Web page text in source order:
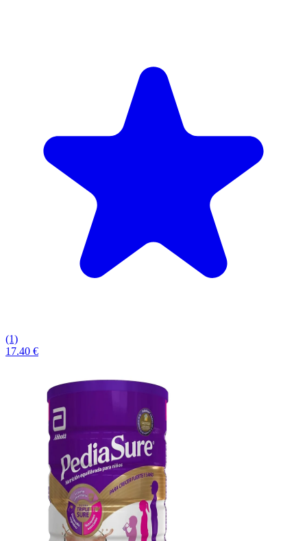
(1)
17.40 €